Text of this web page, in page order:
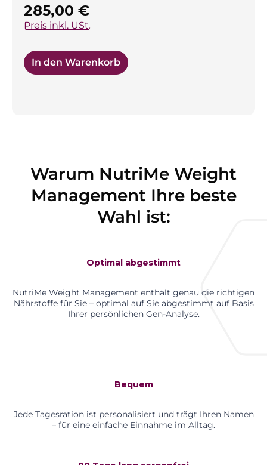
Regulärer Preis:
285,00 €
Preis inkl. USt.
In den Warenkorb
Warum NutriMe Weight
Management Ihre beste
Wahl ist:
Optimal abgestimmt
NutriMe Weight Management enthält genau die richtigen
Nährstoffe für Sie – optimal auf Sie abgestimmt auf Basis
Ihrer persönlichen Gen-Analyse.
Bequem
Jede Tagesration ist personalisiert und trägt Ihren Namen
– für eine einfache Einnahme im Alltag.